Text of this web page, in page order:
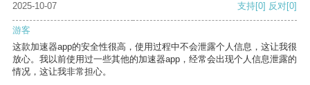
2025-10-07
支持[0] 反对[0]
游客
这款加速器app的安全性很高，使用过程中不会泄露个人信息，这让我很
放心。我以前使用过一些其他的加速器app，经常会出现个人信息泄露的
情况，这让我非常担心。